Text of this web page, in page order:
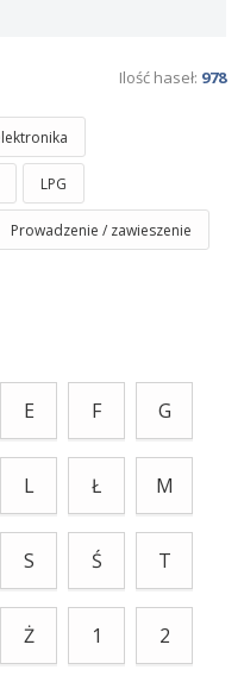
Ilość haseł: 978
LPG
Prowadzenie / zawieszenie
E F G
L Ł M
S Ś T
Ż 1 2